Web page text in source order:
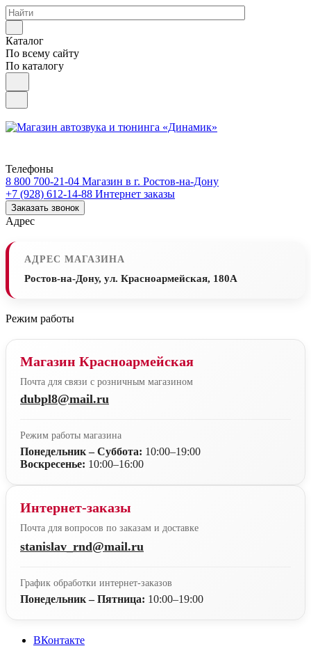
Каталог
По всему сайту
По каталогу
Телефоны
8 800 700-21-04 Магазин в г. Ростов-на-Дону
+7 (928) 612-14-88 Интернет заказы
Заказать звонок
Адрес
АДРЕС МАГАЗИНА
Ростов-на-Дону, ул. Красноармейская, 180А
Режим работы
Магазин Красноармейская
Почта для связи с розничным магазином
dubpl8@mail.ru
Режим работы магазина
Понедельник – Суббота: 10:00–19:00
Воскресенье: 10:00–16:00
Интернет-заказы
Почта для вопросов по заказам и доставке
stanislav_rnd@mail.ru
График обработки интернет-заказов
Понедельник – Пятница: 10:00–19:00
ВКонтакте